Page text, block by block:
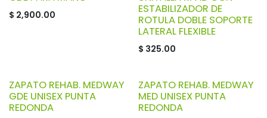
$ 2,900.00
ESTABILIZADOR DE
ROTULA DOBLE SOPORTE
LATERAL FLEXIBLE
$ 325.00
ZAPATO REHAB. MEDWAY
GDE UNISEX PUNTA
REDONDA
ZAPATO REHAB. MEDWAY
MED UNISEX PUNTA
REDONDA